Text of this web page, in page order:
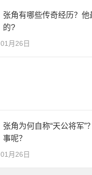
张角有哪些传奇经历？
的?
01月26日
张角为何自称“天公将军”
事呢？
01月26日